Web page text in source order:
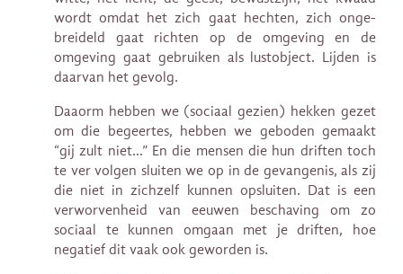
wordt omdat het zich gaat hechten, zich onge-
breideld gaat richten op de omgeving en de
omgeving gaat gebruiken als lustobject. Lijden is
daarvan het gevolg.
Daaorm hebben we (sociaal gezien) hekken gezet
om die begeertes, hebben we geboden gemaakt
“gij zult niet…” En die mensen die hun driften toch
te ver volgen sluiten we op in de gevangenis, als zij
die niet in zichzelf kunnen opsluiten. Dat is een
verworvenheid van eeuwen beschaving om zo
sociaal te kunnen omgaan met je driften, hoe
negatief dit vaak ook geworden is.